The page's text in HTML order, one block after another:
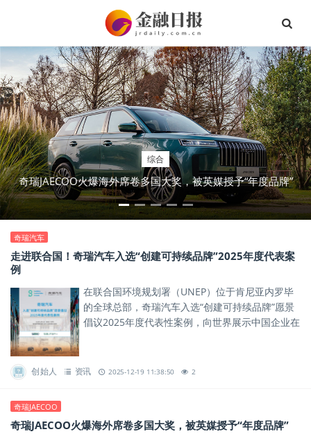
综合
奇瑞JAECOO火爆海外席卷多国大奖，被英媒授予“年度品牌”
奇瑞汽车
走进联合国！奇瑞汽车入选“创建可持续品牌”2025年度代表案
例
在联合国环境规划署（UNEP）位于肯尼亚内罗毕
的全球总部，奇瑞汽车入选“创建可持续品牌”愿景
倡议2025年度代表性案例，向世界展示中国企业在
创始人 资讯 2025-12-19 11:38:50 2
奇瑞JAECOO
奇瑞JAECOO火爆海外席卷多国大奖，被英媒授予“年度品牌”